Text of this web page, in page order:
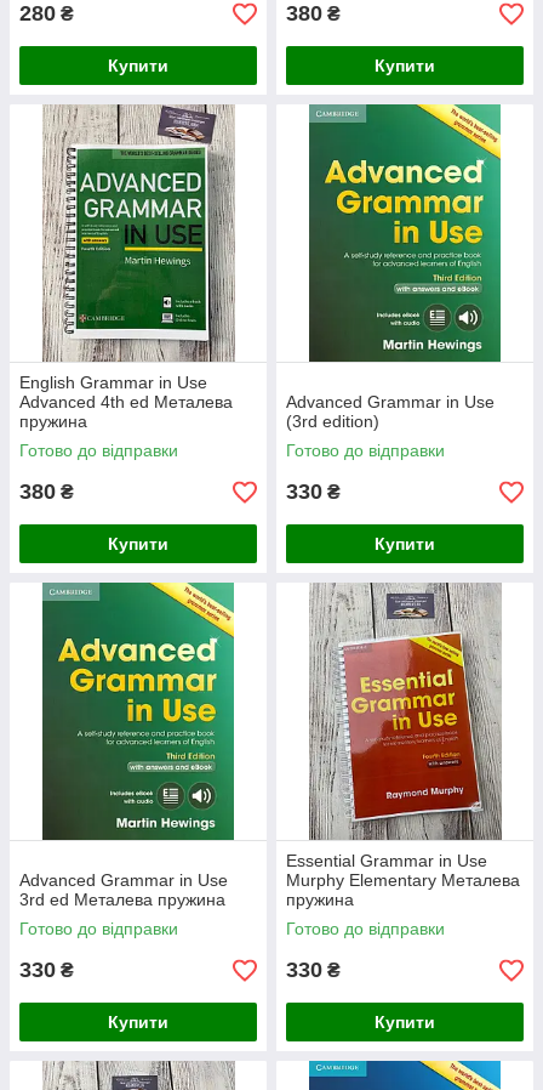
280 ₴
Купити
380 ₴
Купити
English Grammar in Use
Advanced 4th ed Металева
пружина
Готово до відправки
380 ₴
Купити
Advanced Grammar in Use
(3rd edition)
Готово до відправки
330 ₴
Купити
Advanced Grammar in Use
3rd ed Металева пружина
Готово до відправки
330 ₴
Купити
Essential Grammar in Use
Murphy Elementary Металева
пружина
Готово до відправки
330 ₴
Купити